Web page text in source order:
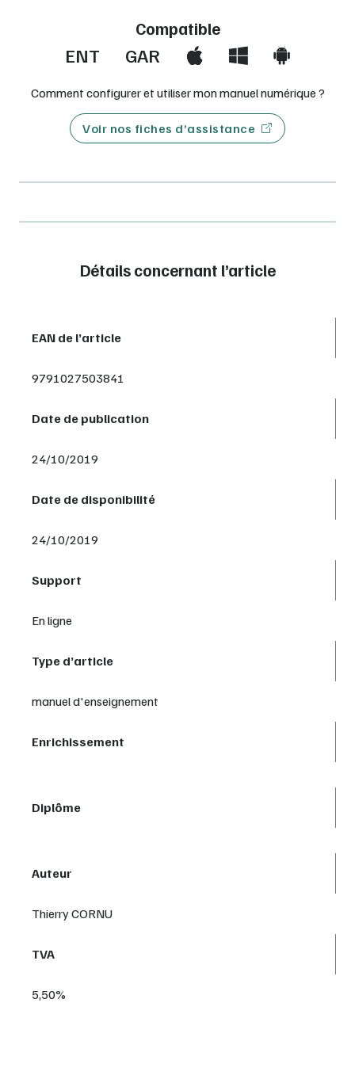
Compatible
ENT GAR
Comment configurer et utiliser mon manuel numérique ?
Voir nos fiches d’assistance
Détails concernant l’article
EAN de l’article
9791027503841
Date de publication
24/10/2019
Date de disponibilité
24/10/2019
Support
En ligne
Type d’article
manuel d'enseignement
Enrichissement
Diplôme
Auteur
Thierry CORNU
TVA
5,50%